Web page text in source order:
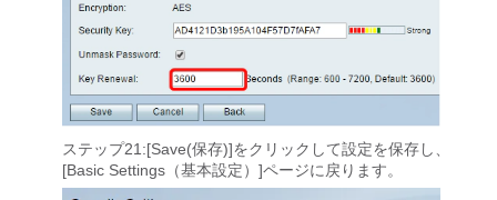
ステップ21:[Save(保存)]をクリックして設定を保存し、
[Basic Settings（基本設定）]ページに戻ります。